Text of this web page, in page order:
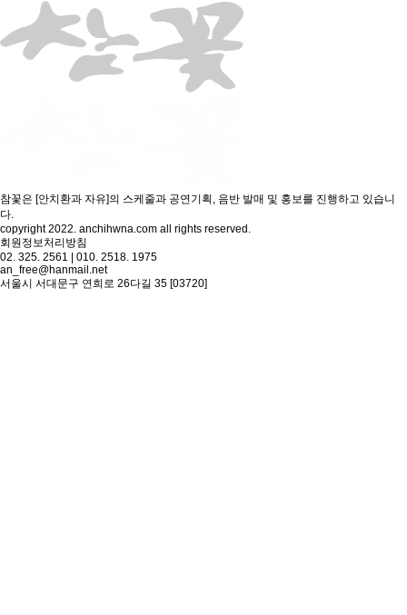
참꽃은 [안치환과 자유]의 스케줄과 공연기획, 음반 발매 및 홍보를 진행하고 있습니
다.
copyright 2022. anchihwna.com all rights reserved.
회원정보처리방침
02. 325. 2561 | 010. 2518. 1975
an_free@hanmail.net
서울시 서대문구 연희로 26다길 35 [03720]